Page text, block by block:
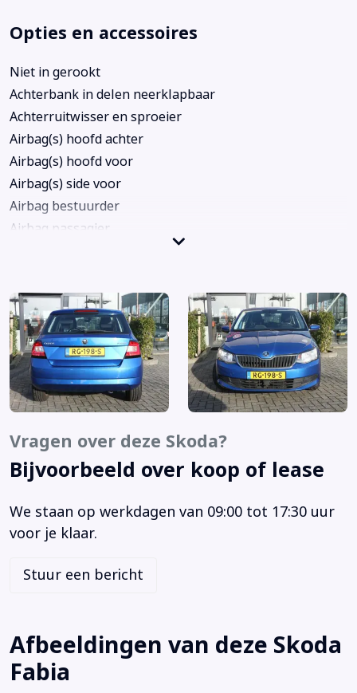
Opties en accessoires
Niet in gerookt
Achterbank in delen neerklapbaar
Achterruitwisser en sproeier
Airbag(s) hoofd achter
Airbag(s) hoofd voor
Airbag(s) side voor
Airbag bestuurder
Airbag passagier
Anti Blokkeer Systeem
Anti doorSlip Regeling
Armsteun voor
Audio installatie
Autonomous Emergency Braking
Bandenspanningscontrolesysteem
Bluetooth
Boordcomputer
Brake Assist System
Buitenspiegels elektrisch verstel- en verwarmbaar
Cruise control
Elektronisch Stabiliteits Programma
LED dagrijverlichting
Vragen over deze Skoda?
Bijvoorbeeld over koop of lease
We staan op werkdagen van 09:00 tot 17:30 uur
voor je klaar.
Stuur een bericht
Afbeeldingen van deze Skoda
Fabia